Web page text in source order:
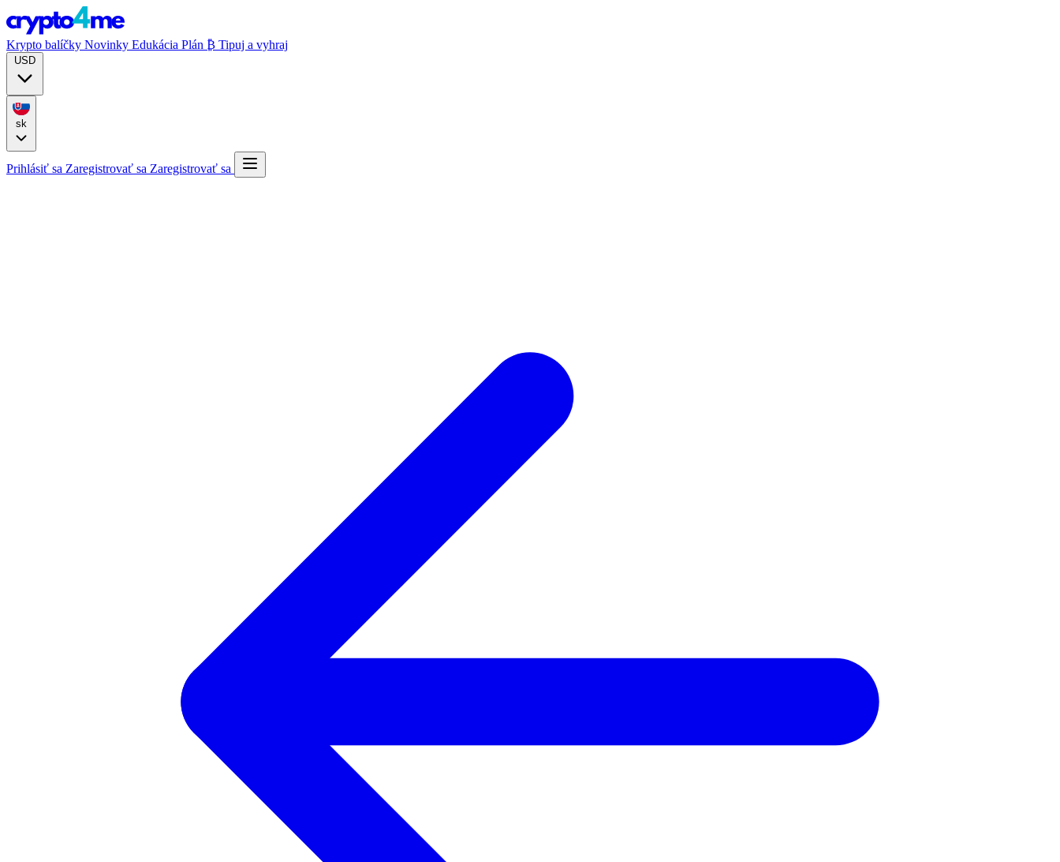
Krypto balíčky Novinky Edukácia Plán ₿ Tipuj a vyhraj
Prihlásiť sa Zaregistrovať sa Zaregistrovať sa